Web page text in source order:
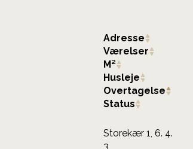
Adresse
Værelser
M²
Husleje
Overtagelse
Status
Storekær 1, 6. 4.
3